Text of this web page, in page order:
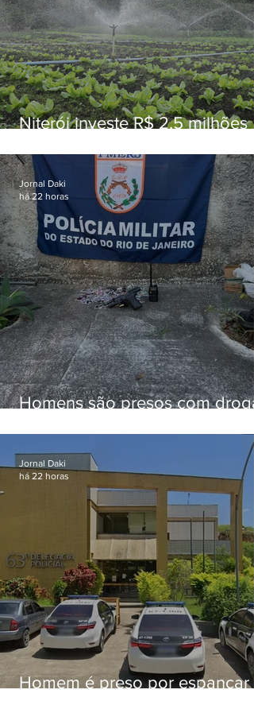
Niterói investe R$ 2,5 milhões
familiar para merenda escolar
Homens são presos com
Jornal Daki
há 22 horas
Homem é preso por espancar
Jornal Daki
há 22 horas